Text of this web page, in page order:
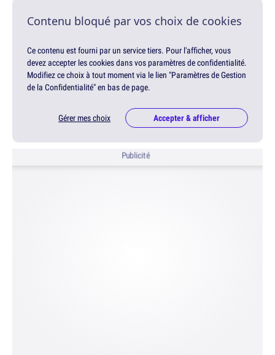
Contenu bloqué par vos choix de cookies
Ce contenu est fourni par un service tiers. Pour l'afficher, vous
devez accepter les cookies dans vos paramètres de confidentialité.
Modifiez ce choix à tout moment via le lien "Paramètres de Gestion
de la Confidentialité" en bas de page.
Gérer mes choix Accepter & afficher
Publicité